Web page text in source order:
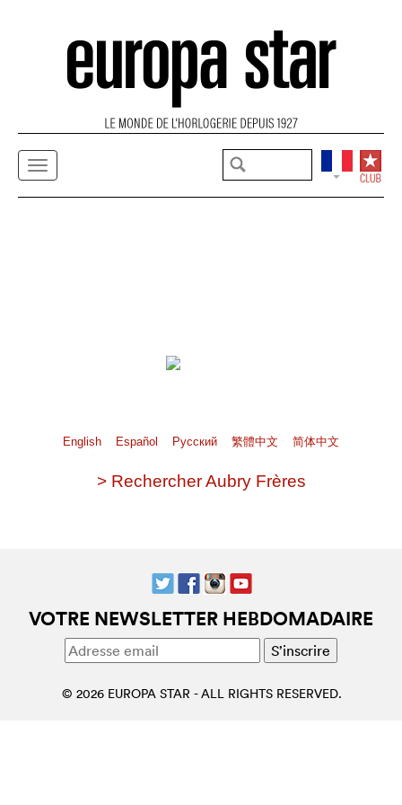
English Español Pусский 繁體中文 简体中文
> Rechercher Aubry Frères
VOTRE NEWSLETTER HEBDOMADAIRE
© 2026 EUROPA STAR - ALL RIGHTS RESERVED.